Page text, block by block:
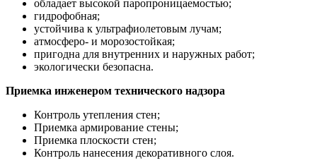
обладает высокой паропроницаемостью;
гидрофобная;
устойчива к ультрафиолетовым лучам;
атмосферо- и морозостойкая;
пригодна для внутренних и наружных работ;
экологически безопасна.
Приемка инженером технического надзора
Контроль утепления стен;
Приемка армирование стены;
Приемка плоскости стен;
Контроль нанесения декоративного слоя.